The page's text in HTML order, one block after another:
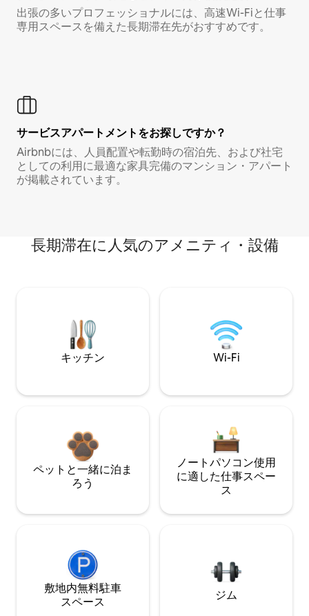
出張の多いプロフェッショナルには、高速Wi-Fiと仕事
専用スペースを備えた長期滞在先がおすすめです。
サービスアパートメントをお探しですか？
Airbnbには、人員配置や転勤時の宿泊先、および社宅
としての利用に最適な家具完備のマンション・アパート
が掲載されています。
長期滞在に人気のアメニティ・設備
キッチン Wi-Fi
ペットと一緒に泊ま
ろう
ノートパソコン使用
に適した仕事スペー
ス
敷地内無料駐⁠車
ス⁠ペ⁠ー⁠ス
ジム